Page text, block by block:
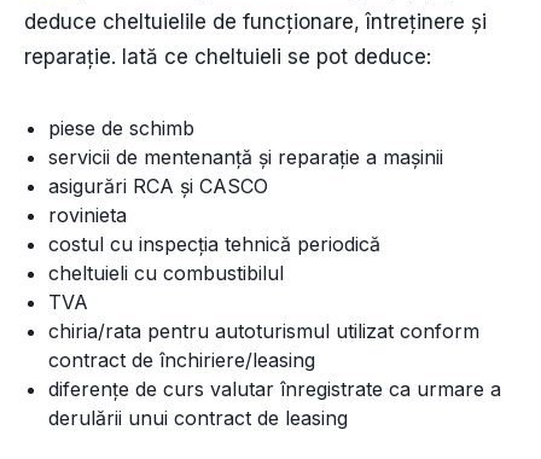
deduce cheltuielile de funcționare, întreținere și
reparație. Iată ce cheltuieli se pot deduce:
piese de schimb
servicii de mentenanță și reparație a mașinii
asigurări RCA și CASCO
rovinieta
costul cu inspecția tehnică periodică
cheltuieli cu combustibilul
TVA
chiria/rata pentru autoturismul utilizat conform
contract de închiriere/leasing
diferențe de curs valutar înregistrate ca urmare a
derulării unui contract de leasing